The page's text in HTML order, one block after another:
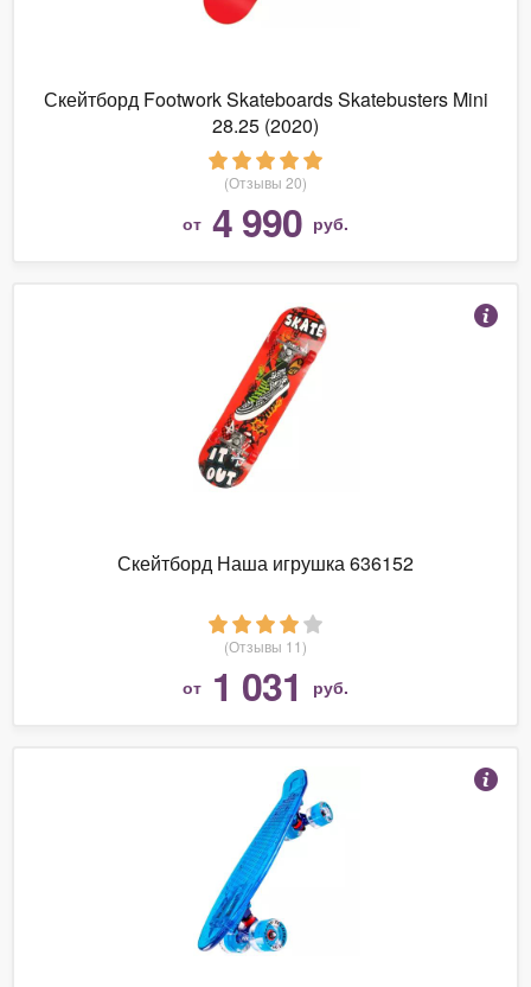
Скейтборд Footwork Skateboards Skatebusters Mini
28.25 (2020)
(Отзывы 20)
от 4 990 руб.
Скейтборд Наша игрушка 636152
(Отзывы 11)
от 1 031 руб.